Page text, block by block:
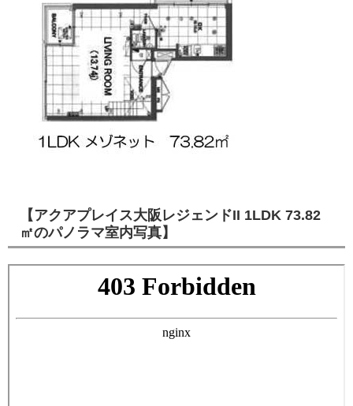
【アクアプレイス大阪レジェンドII 1LDK 73.82
㎡のパノラマ室内写真】